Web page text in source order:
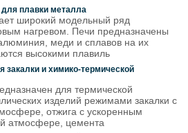
плавки металла
широкий модельный ряд
нагревом. Печи предназначены
меди и сплавов на их
высокими плавиль
закалки и химико-термической
для термической
изделий режимами закалки с
отжига с ускоренным
атмосфере, цемента